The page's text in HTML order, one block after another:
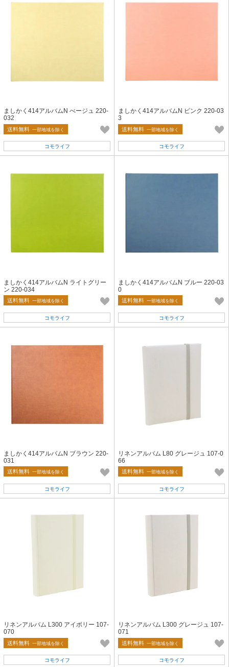
ましかく414アルバムN べージュ 220-
032
送料無料 一部地域を除く
コモライフ
ましかく414アルバムN ピンク 220-03
3
送料無料 一部地域を除く
コモライフ
ましかく414アルバムN ライトグリー
ン 220-034
送料無料 一部地域を除く
コモライフ
ましかく414アルバムN ブルー 220-03
0
送料無料 一部地域を除く
コモライフ
ましかく414アルバムN ブラウン 220-
031
送料無料 一部地域を除く
コモライフ
リネンアルバム L80 グレージュ 107-0
66
送料無料 一部地域を除く
コモライフ
リネンアルバム L300 アイボリー 107-
070
送料無料 一部地域を除く
コモライフ
リネンアルバム L300 グレージュ 107-
071
送料無料 一部地域を除く
コモライフ